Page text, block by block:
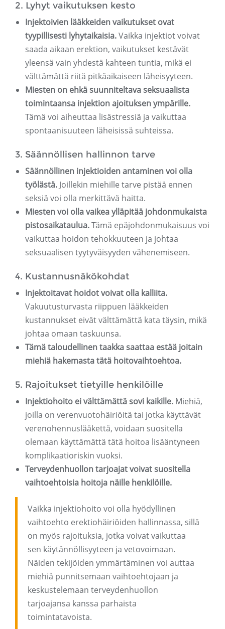
2. Lyhyt vaikutuksen kesto
Injektoivien lääkkeiden vaikutukset ovat
tyypillisesti lyhytaikaisia.Vaikka injektiot voivat
saada aikaan erektion, vaikutukset kestävät
yleensä vain yhdestä kahteen tuntia, mikä ei
välttämättä riitä pitkäaikaiseen läheisyyteen.
Miesten on ehkä suunniteltava seksuaalista
toimintaansa injektion ajoituksen ympärille.
Tämä voi aiheuttaa lisästressiä ja vaikuttaa
spontaanisuuteen läheisissä suhteissa.
3. Säännöllisen hallinnon tarve
Säännöllinen injektioiden antaminen voi olla
työlästä. Joillekin miehille tarve pistää ennen
seksiä voi olla merkittävä haitta.
Miesten voi olla vaikea ylläpitää johdonmukaista
pistosaikataulua.Tämä epäjohdonmukaisuus voi
vaikuttaa hoidon tehokkuuteen ja johtaa
seksuaalisen tyytyväisyyden vähenemiseen.
4. Kustannusnäkökohdat
Injektoitavat hoidot voivat olla kalliita.
Vakuutusturvasta riippuen lääkkeiden
kustannukset eivät välttämättä kata täysin, mikä
johtaa omaan taskuunsa.
Tämä taloudellinen taakka saattaa estää joitain
miehiä hakemasta tätä hoitovaihtoehtoa.
5. Rajoitukset tietyille henkilöille
Injektiohoito ei välttämättä sovi kaikille. Miehiä,
joilla on verenvuotohäiriöitä tai jotka käyttävät
verenohennuslääkettä, voidaan suositella
olemaan käyttämättä tätä hoitoa lisääntyneen
komplikaatioriskin vuoksi.
Terveydenhuollon tarjoajat voivat suositella
vaihtoehtoisia hoitoja näille henkilöille.
Vaikka injektiohoito voi olla hyödyllinen
vaihtoehto erektiohäiriöiden hallinnassa, sillä
on myös rajoituksia, jotka voivat vaikuttaa
sen käytännöllisyyteen ja vetovoimaan.
Näiden tekijöiden ymmärtäminen voi auttaa
miehiä punnitsemaan vaihtoehtojaan ja
keskustelemaan terveydenhuollon
tarjoajansa kanssa parhaista
toimintatavoista.